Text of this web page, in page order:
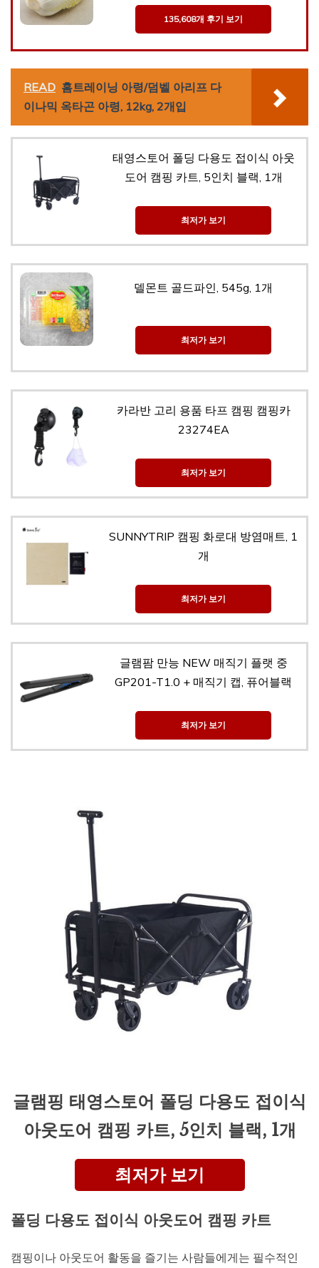
135,608개 후기 보기
READ 홈트레이닝 아령/덤벨 아리프 다
이나믹 옥타곤 아령, 12kg, 2개입
태영스토어 폴딩 다용도 접이식 아웃
도어 캠핑 카트, 5인치 블랙, 1개
최저가 보기
델몬트 골드파인, 545g, 1개
최저가 보기
카라반 고리 용품 타프 캠핑 캠핑카
23274EA
최저가 보기
SUNNYTRIP 캠핑 화로대 방염매트, 1
개
최저가 보기
글램팜 만능 NEW 매직기 플랫 중
GP201-T1.0 + 매직기 캡, 퓨어블랙
최저가 보기
글램핑 태영스토어 폴딩 다용도 접이식
아웃도어 캠핑 카트, 5인치 블랙, 1개
최저가 보기
폴딩 다용도 접이식 아웃도어 캠핑 카트
캠핑이나 아웃도어 활동을 즐기는 사람들에게는 필수적인